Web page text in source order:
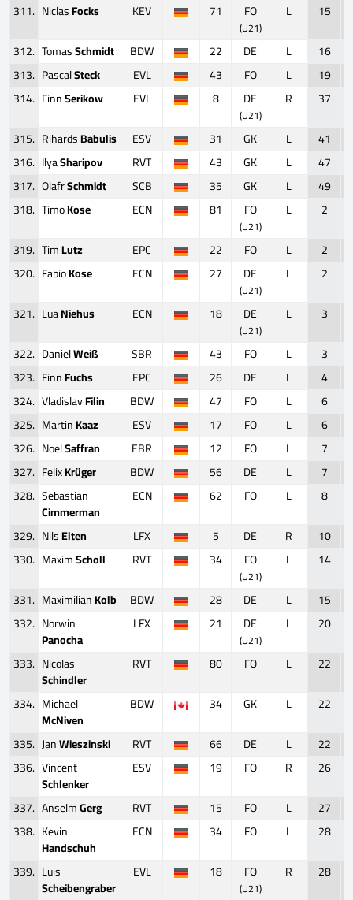
311. NiclasFocks KEV 71 FO
(U21)
L 15
312. TomasSchmidt BDW 22 DE L 16
313. PascalSteck EVL 43 FO L 19
314. FinnSerikow EVL 8 DE
(U21)
R 37
315. RihardsBabulis ESV 31 GK L 41
316. IlyaSharipov RVT 43 GK L 47
317. OlafrSchmidt SCB 35 GK L 49
318. TimoKose ECN 81 FO
(U21)
L 2
319. TimLutz EPC 22 FO L 2
320. FabioKose ECN 27 DE
(U21)
L 2
321. LuaNiehus ECN 18 DE
(U21)
L 3
322. DanielWeiß SBR 43 FO L 3
323. FinnFuchs EPC 26 DE L 4
324. VladislavFilin BDW 47 FO L 6
325. MartinKaaz ESV 17 FO L 6
326. NoelSaffran EBR 12 FO L 7
327. FelixKrüger BDW 56 DE L 7
328. Sebastian
Cimmerman
ECN 62 FO L 8
329. NilsElten LFX 5 DE R 10
330. MaximScholl RVT 34 FO
(U21)
L 14
331. MaximilianKolb BDW 28 DE L 15
332. Norwin
Panocha
LFX 21 DE
(U21)
L 20
333. Nicolas
Schindler
RVT 80 FO L 22
334. Michael
McNiven
BDW 34 GK L 22
335. JanWieszinski RVT 66 DE L 22
336. Vincent
Schlenker
ESV 19 FO R 26
337. AnselmGerg RVT 15 FO L 27
338. Kevin
Handschuh
ECN 34 FO L 28
339. Luis
Scheibengraber
EVL 18 FO
(U21)
R 28